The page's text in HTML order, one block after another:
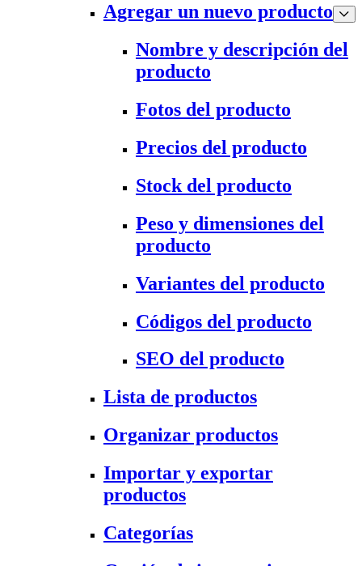
Agregar un nuevo producto
Nombre y descripción del
producto
Fotos del producto
Precios del producto
Stock del producto
Peso y dimensiones del
producto
Variantes del producto
Códigos del producto
SEO del producto
Lista de productos
Organizar productos
Importar y exportar
productos
Categorías